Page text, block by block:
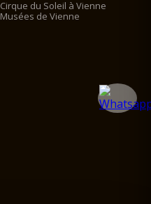
Cirque du Soleil à Vienne
Musées de Vienne